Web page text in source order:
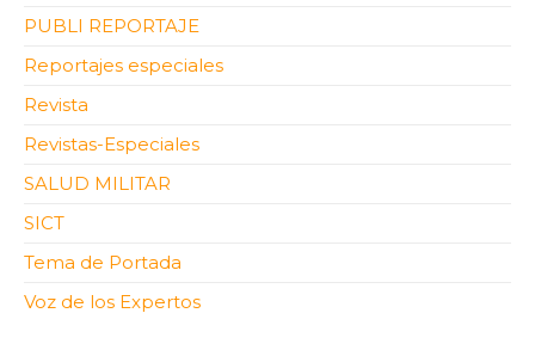
PUBLI REPORTAJE
Reportajes especiales
Revista
Revistas-Especiales
SALUD MILITAR
SICT
Tema de Portada
Voz de los Expertos